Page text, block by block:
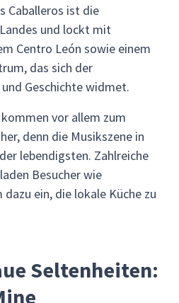
Caballeros ist die
und lockt mit
Centro León sowie einem
das sich der
Geschichte widmet.
vor allem zum
denn die Musikszene in
lebendigsten. Zahlreiche
Besucher wie
ein, die lokale Küche zu
Seltenheiten: